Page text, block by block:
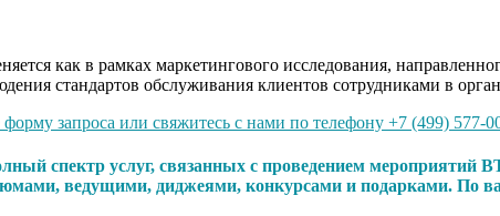
как в рамках маркетингового исследования,
стандартов обслуживания клиентов сотрудниками в
запроса или свяжитесь с нами по телефону +7 (499)
спектр услуг, связанных с проведением
ведущими, диджеями, конкурсами и подарками. По